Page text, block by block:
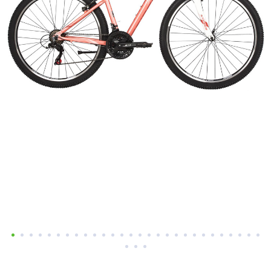
Добавляйте товары
в корзину
Оплачивайте сегодня только
25% картой любого банка